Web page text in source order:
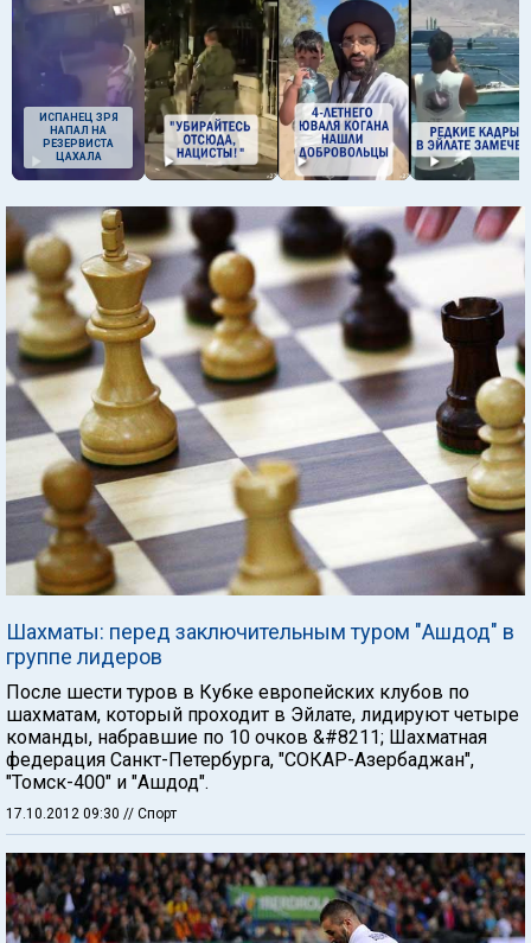
ИСПАНЕЦ ЗРЯ
НАПАЛ НА
РЕЗЕРВИСТА
ЦАХАЛА
Шахматы: перед заключительным туром "Ашдод" в
группе лидеров
После шести туров в Кубке европейских клубов по
шахматам, который проходит в Эйлате, лидируют четыре
команды, набравшие по 10 очков &#8211; Шахматная
федерация Санкт-Петербурга, "СОКАР-Азербаджан",
"Томск-400" и "Ашдод".
17.10.2012 09:30 // Спорт